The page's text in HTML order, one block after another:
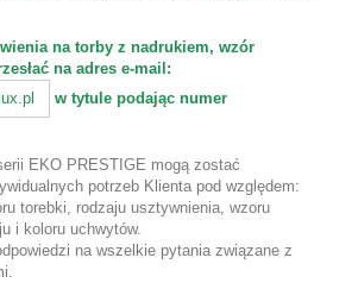
na torby z nadrukiem, wzór
na adres e-mail:
w tytule podając numer
EKO PRESTIGE mogą zostać
potrzeb Klienta pod względem:
torebki, rodzaju usztywnienia, wzoru
i koloru uchwytów.
na wszelkie pytania związane z